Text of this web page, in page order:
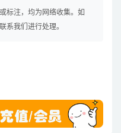
标注，均为网络收集。如
系我们进行处理。